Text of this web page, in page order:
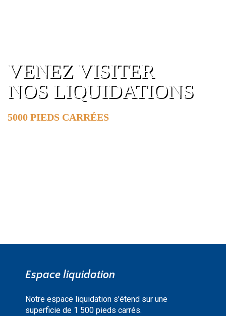
VENEZ VISITER
NOS LIQUIDATIONS
5000 PIEDS CARRÉES
Espace liquidation
Notre espace liquidation s’étend sur une
superficie de 1 500 pieds carrés.